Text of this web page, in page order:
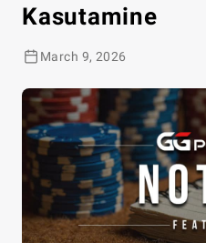
Kasutamine
March 9, 2026